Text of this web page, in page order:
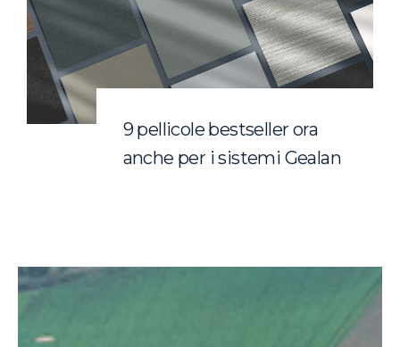
9 pellicole bestseller ora
anche per i sistemi Gealan